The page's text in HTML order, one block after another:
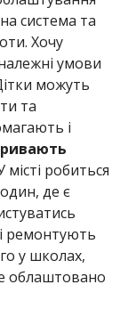
система та
Хочу
умови
можуть
та
і
місті робиться
де є
ремонтують
у школах,
облаштовано